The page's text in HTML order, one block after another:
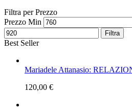
Filtra per Prezzo
Prezzo Min
Filtra
Best Seller
Mariadele Attanasio:
120,00 €